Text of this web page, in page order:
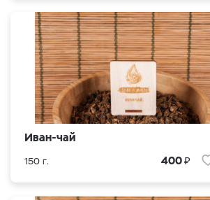
Иван-чай
150 г. 400₽